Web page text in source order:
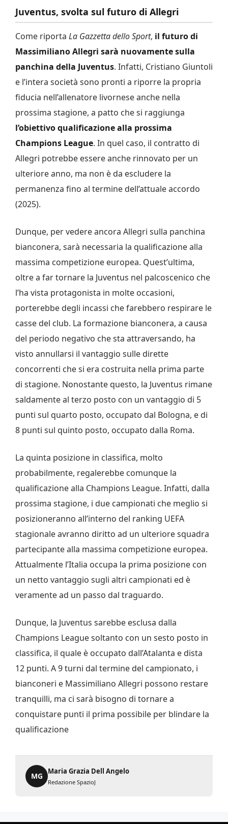
Juventus, svolta sul futuro di Allegri
Come riporta La Gazzetta dello Sport, il futuro di
Massimiliano Allegri sarà nuovamente sulla
panchina della Juventus. Infatti, Cristiano Giuntoli
e l’intera società sono pronti a riporre la propria
fiducia nell’allenatore livornese anche nella
prossima stagione, a patto che si raggiunga
l’obiettivo qualificazione alla prossima
Champions League. In quel caso, il contratto di
Allegri potrebbe essere anche rinnovato per un
ulteriore anno, ma non è da escludere la
permanenza fino al termine dell’attuale accordo
(2025).
Dunque, per vedere ancora Allegri sulla panchina
bianconera, sarà necessaria la qualificazione alla
massima competizione europea. Quest’ultima,
oltre a far tornare la Juventus nel palcoscenico che
l’ha vista protagonista in molte occasioni,
porterebbe degli incassi che farebbero respirare le
casse del club. La formazione bianconera, a causa
del periodo negativo che sta attraversando, ha
visto annullarsi il vantaggio sulle dirette
concorrenti che si era costruita nella prima parte
di stagione. Nonostante questo, la Juventus rimane
saldamente al terzo posto con un vantaggio di 5
punti sul quarto posto, occupato dal Bologna, e di
8 punti sul quinto posto, occupato dalla Roma.
La quinta posizione in classifica, molto
probabilmente, regalerebbe comunque la
qualificazione alla Champions League. Infatti, dalla
prossima stagione, i due campionati che meglio si
posizioneranno all’interno del ranking UEFA
stagionale avranno diritto ad un ulteriore squadra
partecipante alla massima competizione europea.
Attualmente l’Italia occupa la prima posizione con
un netto vantaggio sugli altri campionati ed è
veramente ad un passo dal traguardo.
Dunque, la Juventus sarebbe esclusa dalla
Champions League soltanto con un sesto posto in
classifica, il quale è occupato dall’Atalanta e dista
12 punti. A 9 turni dal termine del campionato, i
bianconeri e Massimiliano Allegri possono restare
tranquilli, ma ci sarà bisogno di tornare a
conquistare punti il prima possibile per blindare la
qualificazione
MG
Maria Grazia Dell Angelo
Redazione SpazioJ